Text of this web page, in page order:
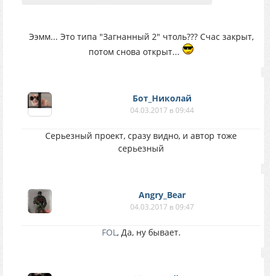
Ээмм... Это типа "Загнанный 2" чтоль??? Счас закрыт,
потом снова открыт...
Бот_Николай
04.03.2017 в 09:44
Серьезный проект, сразу видно, и автор тоже
серьезный
Angry_Bear
04.03.2017 в 09:47
FOL, Да, ну бывает.